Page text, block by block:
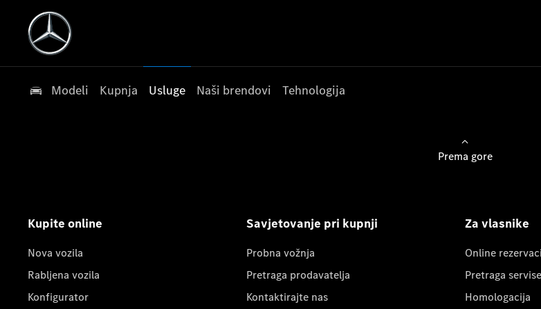
Modeli Kupnja Usluge Naši brendovi Tehnologija
Prema gore
Kupite online
Nova vozila
Rabljena vozila
Konfigurator
Savjetovanje pri kupnji
Probna vožnja
Pretraga prodavatelja
Kontaktirajte nas
Za vlasnike
Online
Pretraga
Homologacija